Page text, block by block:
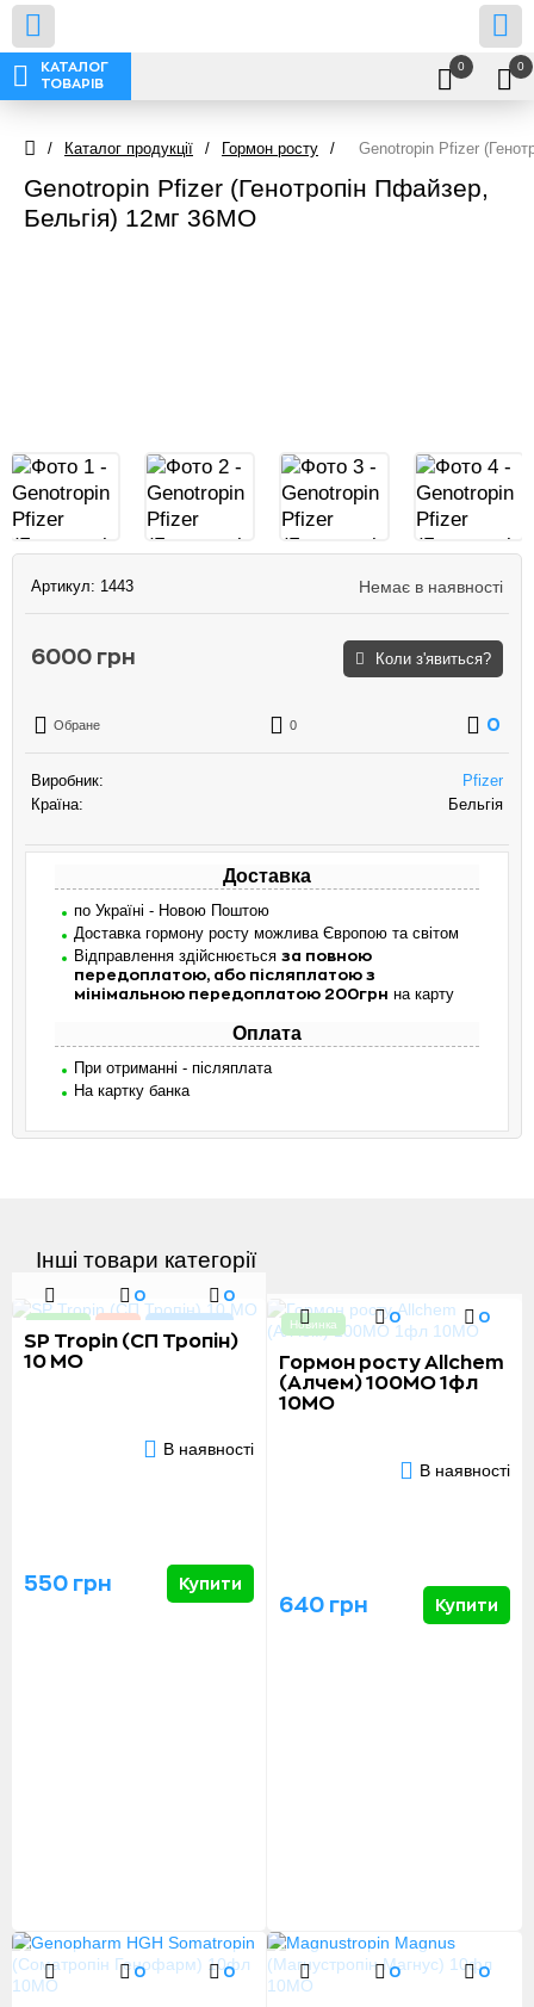
КАТАЛОГ
ТОВАРІВ
0 0
/ Каталог продукції / Гормон росту / Genotropin Pfizer
Genotropin Pfizer (Генотропін Пфайзер,
Бельгія) 12мг 36МО
Артикул: 1443 Немає в наявності
6000 грн Коли з'явиться?
Обране 0 0
Виробник:
Pfizer
Країна:
Бельгія
Доставка
по Україні - Новою Поштою
Доставка гормону росту можлива Європою та світом
Відправлення здійснюється за повною
передоплатою, або післяплатою з
мінімальною передоплатою 200грн на карту
Оплата
При отриманні - післяплата
На картку банка
Інші товари категорії
Новинка Акція Хіт продажів
0 0
SP Tropin (СП Тропін)
10 МО
В наявності
550 грн Купити
Новинка 0 0
Гормон росту Allchem
(Алчем) 100МО 1фл
10МО
В наявності
640 грн Купити
0 0 0 0